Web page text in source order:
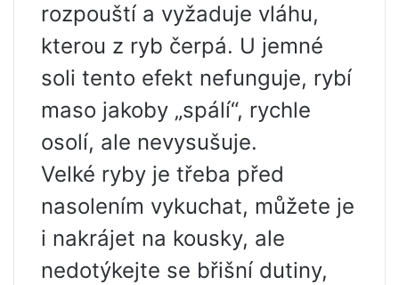
rozpouští a vyžaduje vláhu,
kterou z ryb čerpá. U jemné
soli tento efekt nefunguje, rybí
maso jakoby „spálí“, rychle
osolí, ale nevysušuje.
Velké ryby je třeba před
nasolením vykuchat, můžete je
i nakrájet na kousky, ale
nedotýkejte se břišní dutiny,